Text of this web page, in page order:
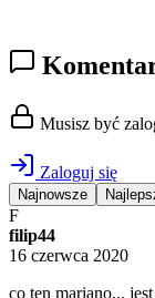
Musisz być
Zaloguj się
Najnowsze
F
filip44
16 czerwca 2020
co ten mariano...